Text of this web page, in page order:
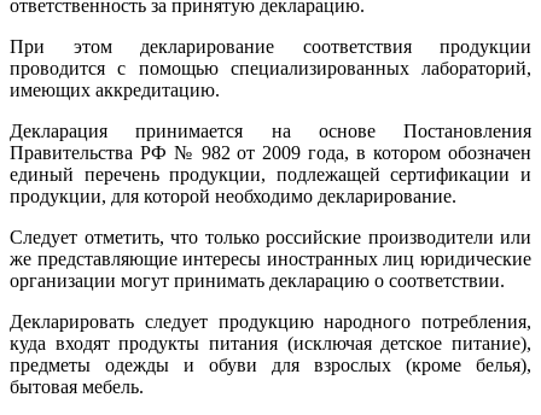
ответственность за принятую декларацию.
При этом декларирование соответствия продукции
проводится с помощью специализированных лабораторий,
имеющих аккредитацию.
Декларация принимается на основе Постановления
Правительства РФ № 982 от 2009 года, в котором обозначен
единый перечень продукции, подлежащей сертификации и
продукции, для которой необходимо декларирование.
Следует отметить, что только российские производители или
же представляющие интересы иностранных лиц юридические
организации могут принимать декларацию о соответствии.
Декларировать следует продукцию народного потребления,
куда входят продукты питания (исключая детское питание),
предметы одежды и обуви для взрослых (кроме белья),
бытовая мебель.